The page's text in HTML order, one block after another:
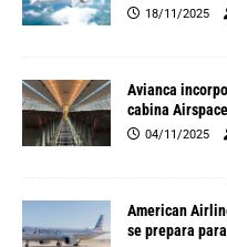
18/11/2025
Avianca
cabina Airspace
04/11/2025
American
se prepara